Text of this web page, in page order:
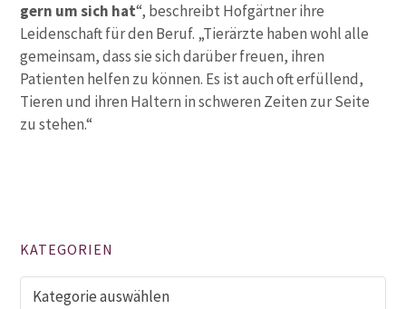
gern um sich hat“, beschreibt Hofgärtner ihre
Leidenschaft für den Beruf. „Tierärzte haben wohl alle
gemeinsam, dass sie sich darüber freuen, ihren
Patienten helfen zu können. Es ist auch oft erfüllend,
Tieren und ihren Haltern in schweren Zeiten zur Seite
zu stehen.“
KATEGORIEN
Kategorien